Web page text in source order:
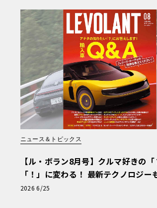
ニュース＆トピックス
【ル・ボラン8月号】クルマ好きの
「！」に変わる！ 最新テクノロジー
「輸入車Q&A」
2026 6/25